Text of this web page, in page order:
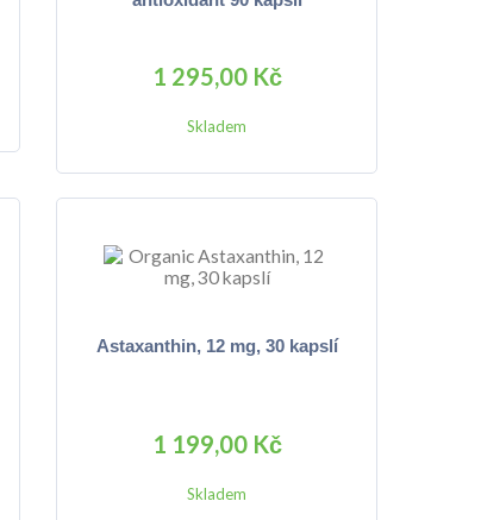
1 295,00 Kč
Skladem
Astaxanthin, 12 mg, 30 kapslí
1 199,00 Kč
Skladem